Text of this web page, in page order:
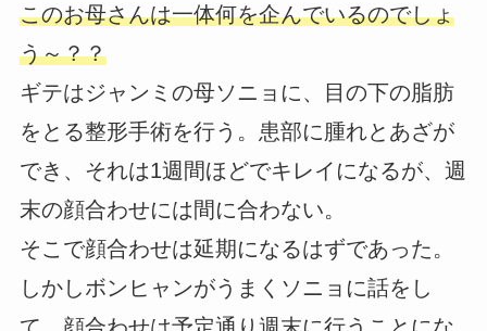
このお母さんは一体何を企んでいるのでしょ
う～？？
ギテはジャンミの母ソニョに、目の下の脂肪
をとる整形手術を行う。患部に腫れとあざが
でき、それは1週間ほどでキレイになるが、週
末の顔合わせには間に合わない。
そこで顔合わせは延期になるはずであった。
しかしボンヒャンがうまくソニョに話をし